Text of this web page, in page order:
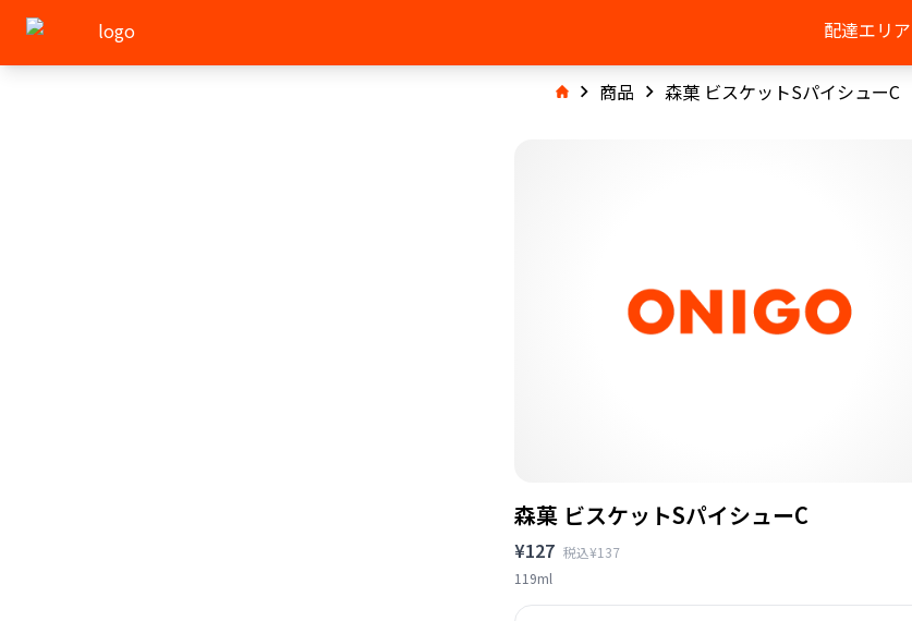
配達エリア
商品 森菓 ビスケットSパイシューC
森菓 ビスケットSパイシューC
¥127 税込¥137
119ml